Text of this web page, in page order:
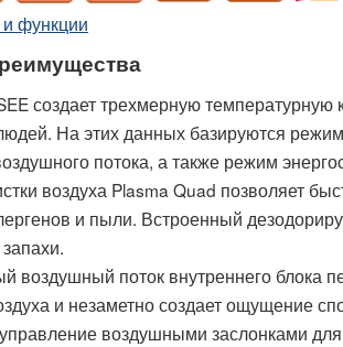
и функции
создает трехмерную
На этих данных базируются
потока, а также режим
воздуха Plasma Quad позволяет
и пыли. Встроенный
воздушный поток внутреннего блока
и незаметно создает ощущение
воздушными заслонками